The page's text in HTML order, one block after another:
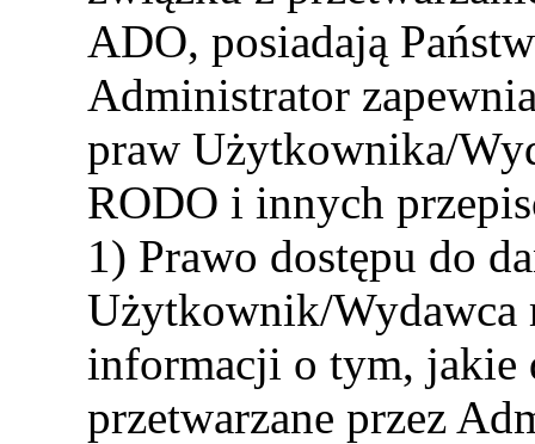
ADO, posiadają
Administrator
praw Użytkownika/
RODO i innych
1) Prawo dostępu do
Użytkownik/Wydawca
informacji o tym, jakie
przetwarzane przez